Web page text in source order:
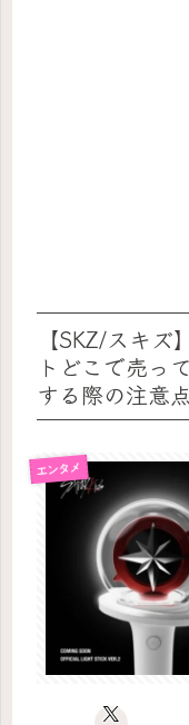
【SKZ/スキ
トどこで売っ
する際の注意
エンタメ